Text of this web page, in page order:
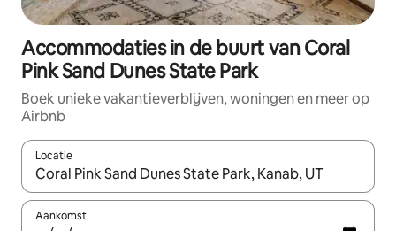
Accommodaties in de buurt van Coral
Pink Sand Dunes State Park
Boek unieke vakantieverblijven, woningen en meer op
Airbnb
Locatie
Wanneer er resultaten beschikbaar zijn, maak je een keuze
Aankomst